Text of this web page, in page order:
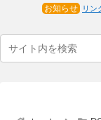
お知らせ リン